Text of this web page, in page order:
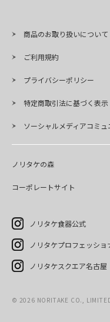
商品のお取り扱いについて
ご利用規約
プライバシーポリシー
特定商取引法に基づく表示
ソーシャルメディアコミ
ノリタケの森
コーポレートサイト
ノリタケ食器公式
ノリタケプロフェッショ
ノリタケスクエア名古屋
© 2026 NORITAKE CO.,